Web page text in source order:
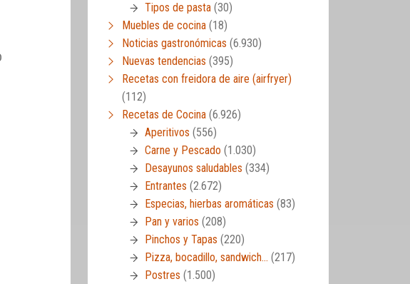
Tipos de pasta (30)
Muebles de cocina (18)
Noticias gastronómicas (6.930)
Nuevas tendencias (395)
Recetas con freidora de aire (airfryer)
(112)
Recetas de Cocina (6.926)
Aperitivos (556)
Carne y Pescado (1.030)
Desayunos saludables (334)
Entrantes (2.672)
Especias, hierbas aromáticas (83)
Pan y varios (208)
Pinchos y Tapas (220)
Pizza, bocadillo, sandwich… (217)
Postres (1.500)